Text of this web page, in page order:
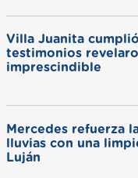
Villa Juanita
testimonios
imprescindible
Mercedes refuerza
lluvias con una
Luján